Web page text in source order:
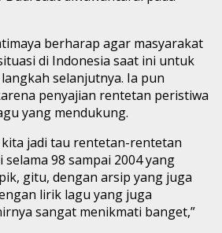
berharap agar masyarakat
di Indonesia saat ini untuk
selanjutnya. Ia pun
penyajian rentetan peristiwa
yang mendukung.
jadi tau rentetan-rentetan
98 sampai 2004 yang
gitu, dengan arsip yang juga
lirik lagu yang juga
sangat menikmati banget,”